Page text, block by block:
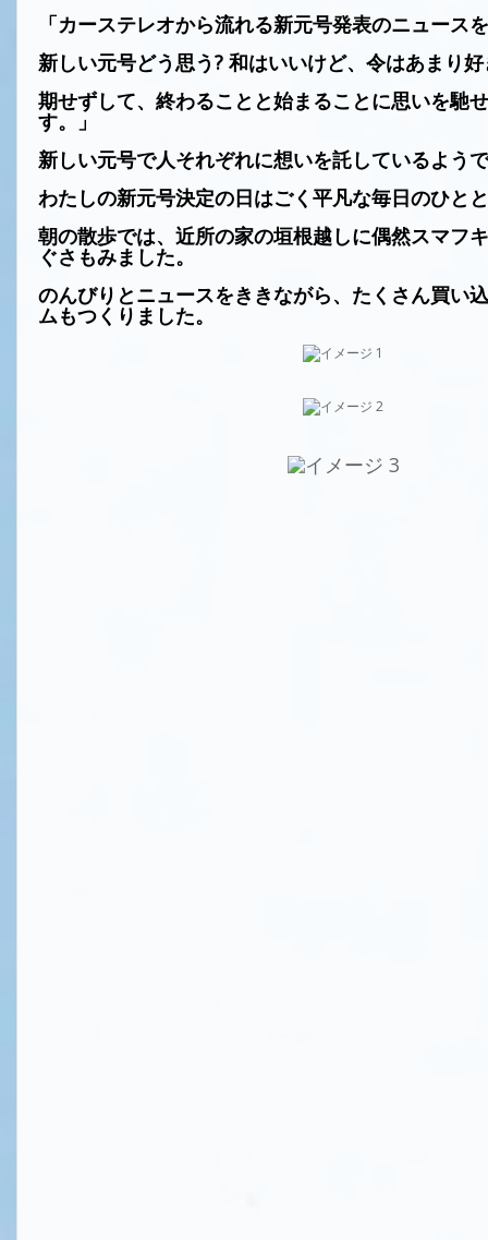
「カーステレオから流れる新元号発表のニュース
新しい元号どう思う? 和はいいけど、令はあまり
期せずして、 終わることと始まることに思いを馳
す。」
新しい元号で人それぞれに想いを託しているよう
わたしの新元号決定の日はごく平凡な毎日のひと
朝の散歩では、近所の家の垣根越しに偶然スマフ
ぐさもみました。
のんびりとニュースをききながら、たくさん買い
ムもつくりました。